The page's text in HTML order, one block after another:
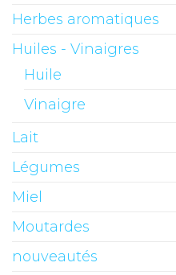
Herbes aromatiques
Huiles - Vinaigres
Huile
Vinaigre
Lait
Légumes
Miel
Moutardes
nouveautés